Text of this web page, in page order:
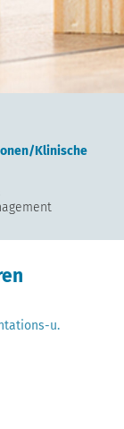
Klinische
u.